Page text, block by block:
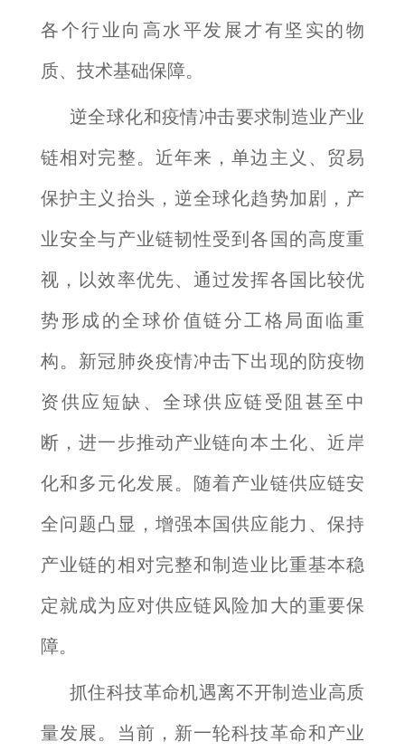
各个行业向高水平发展才有坚实的物
质、技术基础保障。
逆全球化和疫情冲击要求制造业产业
链相对完整。近年来，单边主义、贸易
保护主义抬头，逆全球化趋势加剧，产
业安全与产业链韧性受到各国的高度重
视，以效率优先、通过发挥各国比较优
势形成的全球价值链分工格局面临重
构。新冠肺炎疫情冲击下出现的防疫物
资供应短缺、全球供应链受阻甚至中
断，进一步推动产业链向本土化、近岸
化和多元化发展。随着产业链供应链安
全问题凸显，增强本国供应能力、保持
产业链的相对完整和制造业比重基本稳
定就成为应对供应链风险加大的重要保
障。
抓住科技革命机遇离不开制造业高质
量发展。当前，新一轮科技革命和产业